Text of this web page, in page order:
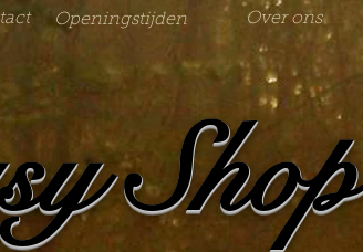
Openingstijden Over ons